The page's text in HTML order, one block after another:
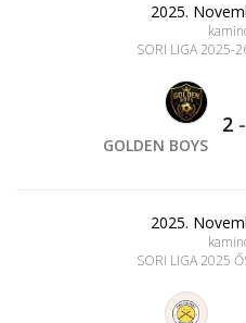
2025.
SORI LIGA 2025-
GOLDEN BOYS
2 -
2025.
SORI LIGA 2025